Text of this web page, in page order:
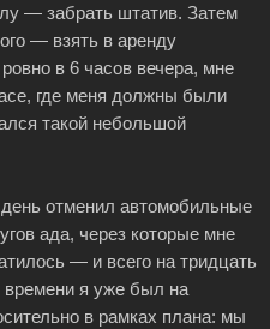
— забрать штатив. Затем
— взять в аренду
в 6 часов вечера, мне
где меня должны были
такой небольшой
отменил автомобильные
ада, через которые мне
— и всего на тридцать
времени я уже был на
в рамках плана: мы